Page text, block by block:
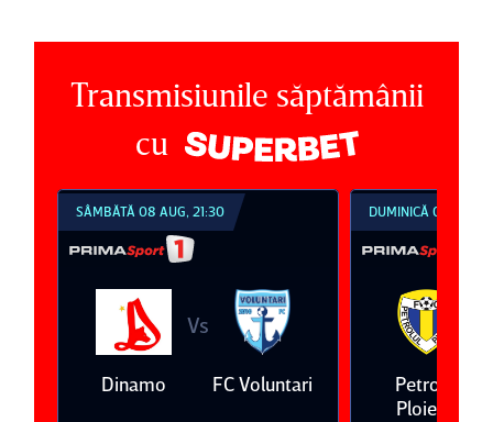
Transmisiunile săptămânii
cu
SÂMBĂTĂ 08 AUG, 21:30
Dinamo
Vs
FC Voluntari
DUMINICĂ 09 AUG,
Petrolul
Ploieşti